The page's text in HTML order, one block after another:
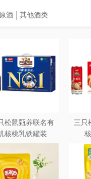
松鼠甄养联名有
核桃乳铁罐装
罐礼盒
三只
酒 其他酒类